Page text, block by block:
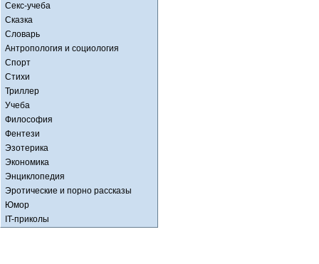
Секс-учеба
Сказка
Словарь
Антропология и социология
Спорт
Стихи
Триллер
Учеба
Философия
Фентези
Эзотерика
Экономика
Энциклопедия
Эротические и порно рассказы
Юмор
IT-приколы